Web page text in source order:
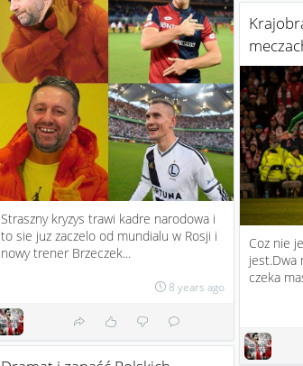
Straszny kryzys trawi kadre narodowa i
to sie juz zaczelo od mundialu w Rosji i
nowy trener Brzeczek...
8 years ago
Coz nie
jest.Dwa
czeka